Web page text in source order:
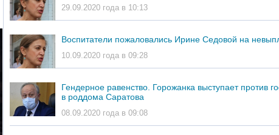
29.09.2020 года в 10:13
Воспитатели пожаловались Ирине Седовой на
10.09.2020 года в 09:28
Гендерное равенство. Горожанка выступает против
в роддома Саратова
08.09.2020 года в 09:08